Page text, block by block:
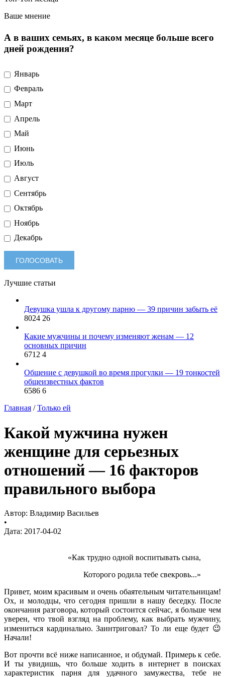
Ваше мнение
А в ваших семьях, в каком месяце больше всего
дней рождения?
Январь
Февраль
Март
Апрель
Май
Июнь
Июль
Август
Сентябрь
Октябрь
Ноябрь
Декабрь
Лучшие статьи
Девушка ушла к другому парню — 39 причин забыть её
8024 26
Какие мужчины и почему изменяют женам — 12
основных причин
6712 4
Общение с девушкой во время прогулки — 19 тонкостей
общеизвестных фактов
6586 6
Главная /Только ей
Какой мужчина нужен
женщине для серьезных
отношений — 16 факторов
правильного выбора
Автор: Владимир Васильев
•
Дата: 2017-04-02
«Как трудно одной воспитывать сына,
Которого родила тебе свекровь...»
Привет, моим красивым и очень обаятельным читательницам!
Ох, и молодцы, что сегодня пришли в нашу беседку. После
окончания разговора, который состоится сейчас, я больше чем
уверен, что твой взгляд на проблему, как выбрать мужчину,
измениться кардинально. Заинтриговал? То ли еще будет 😉
Начали!
Вот прочти всё ниже написанное, и обдумай. Примерь к себе.
И ты увидишь, что больше ходить в интернет в поисках
характеристик парня для удачного замужества, тебе не